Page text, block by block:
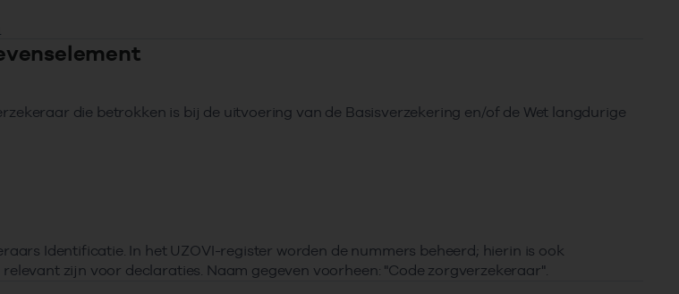
die betrokken is bij de uitvoering van de Basisverzekering en/of de Wet langdurige
Identificatie. In het UZOVI-register worden de nummers beheerd; hierin is ook
zijn voor declaraties. Naam gegeven voorheen: "Code zorgverzekeraar".